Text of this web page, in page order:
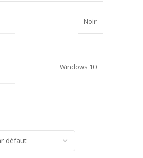
Noir
Windows 10